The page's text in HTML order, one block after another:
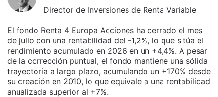
Director de Inversiones de Renta Variable
El fondo Renta 4 Europa Acciones ha cerrado el mes
de julio con una rentabilidad del -1,2%, lo que sitúa el
rendimiento acumulado en 2026 en un +4,4%. A pesar
de la corrección puntual, el fondo mantiene una sólida
trayectoria a largo plazo, acumulando un +170% desde
su creación en 2010, lo que equivale a una rentabilidad
anualizada superior al +7%.